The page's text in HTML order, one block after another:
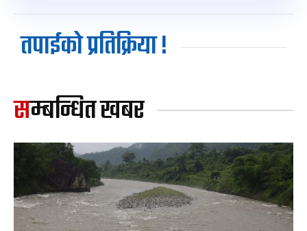
तपाईको प्रतिक्रिया !
सम्बन्धित खबर